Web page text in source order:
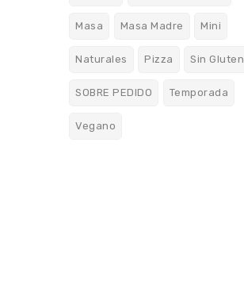
Masa Masa Madre Mini
Naturales Pizza Sin Gluten
SOBRE PEDIDO Temporada
Vegano